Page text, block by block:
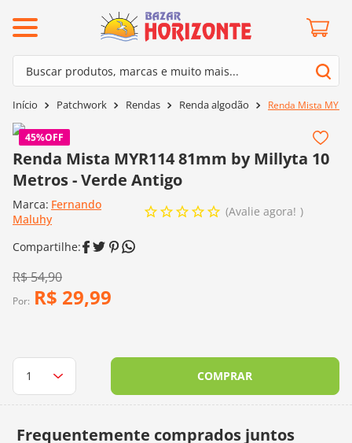
Buscar produtos, marcas e muito mais...
Patchwork Rendas Renda algodão Renda Mista
45%OFF
Renda Mista MYR114 81mm by Millyta 10
Metros - Verde Antigo
Marca: Fernando
Maluhy
Avalie agora!
R$54,90
Por: R$ 29,99
COMPRAR
Termos mais buscados
2º mollet
3º kit amigurumi
4º agulha crochê
10
mais buscados
barroco
mollet
kit amigurumi
agulha crochê
batik
fio amigurumi
euroroma
lã cisne
charme